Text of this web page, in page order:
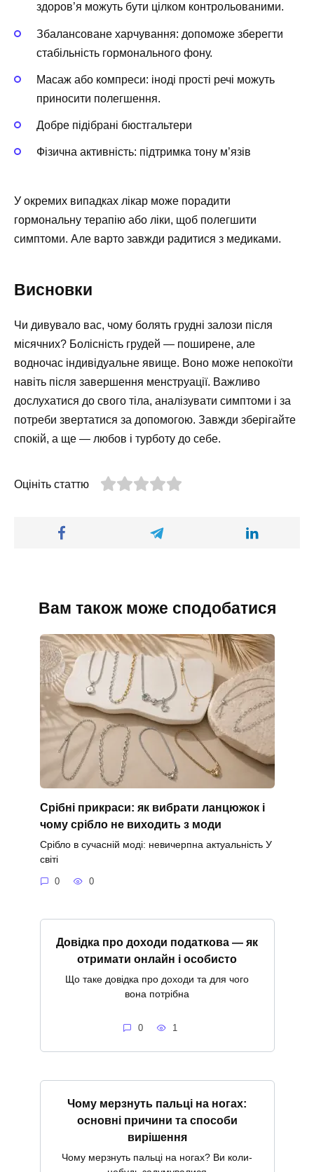
здоров’я можуть бути цілком контрольованими.
Збалансоване харчування: допоможе зберегти
стабільність гормонального фону.
Масаж або компреси: іноді прості речі можуть
приносити полегшення.
Добре підібрані бюстгальтери
Фізична активність: підтримка тону м’язів
У окремих випадках лікар може порадити
гормональну терапію або ліки, щоб полегшити
симптоми. Але варто завжди радитися з медиками.
Висновки
Чи дивувало вас, чому болять грудні залози після
місячних? Болісність грудей — поширене, але
водночас індивідуальне явище. Воно може непокоїти
навіть після завершення менструації. Важливо
дослухатися до свого тіла, аналізувати симптоми і за
потреби звертатися за допомогою. Завжди зберігайте
спокій, а ще — любов і турботу до себе.
Оцініть статтю
Вам також може сподобатися
Срібні прикраси: як вибрати ланцюжок і
чому срібло не виходить з моди
Срібло в сучасній моді: невичерпна актуальність У
світі
0 0
Довідка про доходи податкова — як
отримати онлайн і особисто
Що таке довідка про доходи та для чого
вона потрібна
0 1
Чому мерзнуть пальці на ногах:
основні причини та способи
вирішення
Чому мерзнуть пальці на ногах? Ви коли-